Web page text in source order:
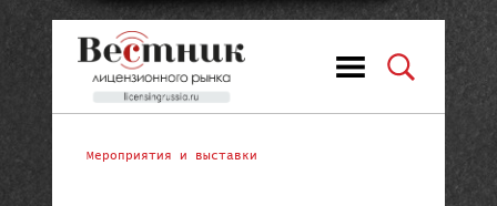
Мероприятия и выставки